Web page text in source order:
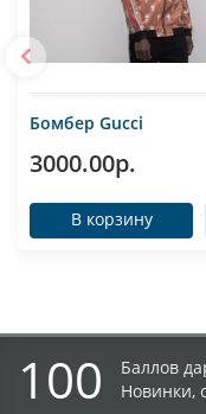
Бомбер Gucci
3000.00р.
В корзину
100
Баллов
Новинки,